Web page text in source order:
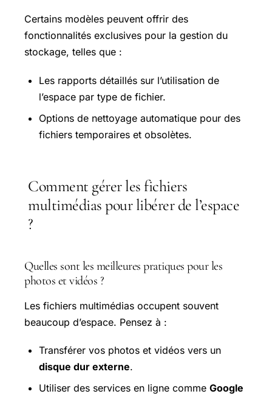
Certains modèles peuvent offrir des
fonctionnalités exclusives pour la gestion du
stockage, telles que :
Les rapports détaillés sur l’utilisation de
l’espace par type de fichier.
Options de nettoyage automatique pour des
fichiers temporaires et obsolètes.
Comment gérer les fichiers
multimédias pour libérer de l’espace
?
Quelles sont les meilleures pratiques pour les
photos et vidéos ?
Les fichiers multimédias occupent souvent
beaucoup d’espace. Pensez à :
Transférer vos photos et vidéos vers un
disque dur externe.
Utiliser des services en ligne comme Google